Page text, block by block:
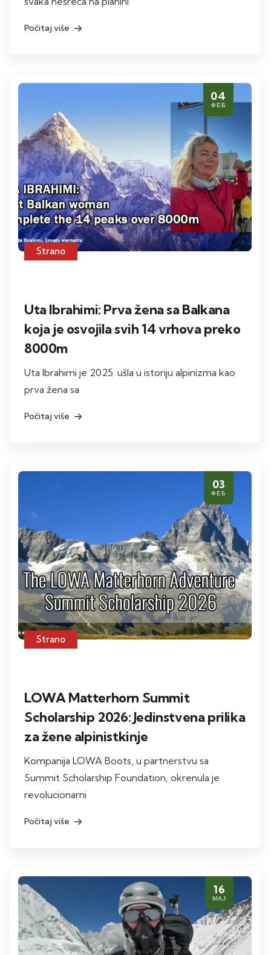
Počitaj više
04
ФЕБ
Strano
Uta Ibrahimi: Prva žena sa Balkana
koja je osvojila svih 14 vrhova preko
8000m
Uta Ibrahimi je 2025. ušla u istoriju alpinizma kao
prva žena sa
Počitaj više
03
ФЕБ
Strano
LOWA Matterhorn Summit
Scholarship 2026: Jedinstvena prilika
za žene alpinistkinje
Kompanija LOWA Boots, u partnerstvu sa
Summit Scholarship Foundation, okrenula je
revolucionarni
Počitaj više
16
МАЈ